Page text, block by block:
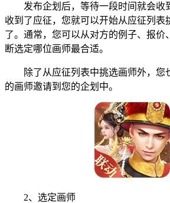
发布企划后，等待一段时间就会收
收到了应征，您就可以开始从应征列表
了。通常，您可以从对方的例子、报价
断选定哪位画师最合适。
除了从应征列表中挑选画师外，您
的画师邀请到您的企划中。
2、选定画师